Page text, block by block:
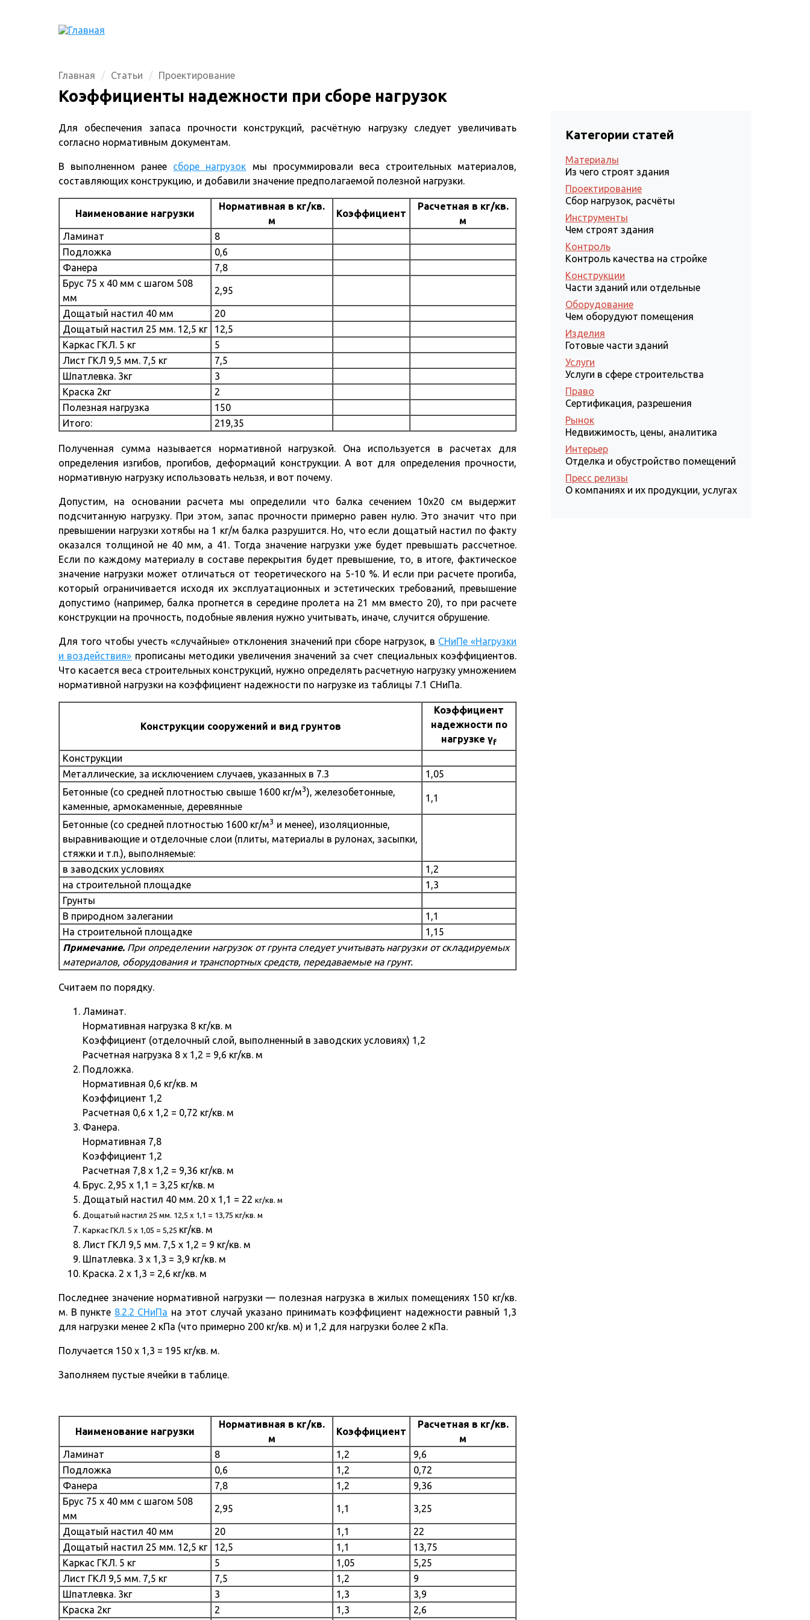
Главная Статьи Проектирование
Коэффициенты надежности при сборе нагрузок
Для обеспечения запаса прочности конструкций, расчётную нагрузку следует увеличивать
согласно нормативным документам.
В выполненном ранее сборе нагрузок мы просуммировали веса строительных материалов,
составляющих конструкцию, и добавили значение предполагаемой полезной нагрузки.
Наименование нагрузки
Нормативная в кг/кв.
м
Коэффициент
Расчетная в кг/кв.
м
Ламинат
8
Подложка
0,6
Фанера
7,8
Брус 75 х 40 мм с шагом 508
мм
2,95
Дощатый настил 40 мм
20
Дощатый настил 25 мм. 12,5 кг
12,5
Каркас ГКЛ. 5 кг
5
Лист ГКЛ 9,5 мм. 7,5 кг
7,5
Шпатлевка. 3кг
3
Краска 2кг
2
Полезная нагрузка
150
Итого:
219,35
Полученная сумма называется нормативной нагрузкой. Она используется в расчетах для
определения изгибов, прогибов, деформаций конструкции. А вот для определения прочности,
нормативную нагрузку использовать нельзя, и вот почему.
Допустим, на основании расчета мы определили что балка сечением 10х20 см выдержит
подсчитанную нагрузку. При этом, запас прочности примерно равен нулю. Это значит что при
превышении нагрузки хотябы на 1 кг/м балка разрушится. Но, что если дощатый настил по факту
оказался толщиной не 40 мм, а 41. Тогда значение нагрузки уже будет превышать рассчетное.
Если по каждому материалу в составе перекрытия будет превышение, то, в итоге, фактическое
значение нагрузки может отличаться от теоретического на 5-10 %. И если при расчете прогиба,
который ограничивается исходя их эксплуатационных и эстетических требований, превышение
допустимо (например, балка прогнется в середине пролета на 21 мм вместо 20), то при расчете
конструкции на прочность, подобные явления нужно учитывать, иначе, случится обрушение.
Для того чтобы учесть «случайные» отклонения значений при сборе нагрузок, в СНиПе «Нагрузки
и воздействия» прописаны методики увеличения значений за счет специальных коэффициентов.
Что касается веса строительных конструкций, нужно определять расчетную нагрузку умножением
нормативной нагрузки на коэффициент надежности по нагрузке из таблицы 7.1 СНиПа.
Конструкции сооружений и вид грунтов
Коэффициент
надежности по
нагрузке γf
Конструкции
Металлические, за исключением случаев, указанных в 7.3
1,05
Бетонные (со средней плотностью свыше 1600 кг/м3), железобетонные,
каменные, армокаменные, деревянные
1,1
Бетонные (со средней плотностью 1600 кг/м3 и менее), изоляционные,
выравнивающие и отделочные слои (плиты, материалы в рулонах, засыпки,
стяжки и т.п.), выполняемые:
в заводских условиях
1,2
на строительной площадке
1,3
Грунты
В природном залегании
1,1
На строительной площадке
1,15
Примечание. При определении нагрузок от грунта следует учитывать нагрузки от складируемых
материалов, оборудования и транспортных средств, передаваемые на грунт.
Считаем по порядку.
Ламинат.
Нормативная нагрузка 8 кг/кв. м
Коэффициент (отделочный слой, выполненный в заводских условиях) 1,2
Расчетная нагрузка 8 х 1,2 = 9,6 кг/кв. м
Подложка.
Нормативная 0,6 кг/кв. м
Коэффициент 1,2
Расчетная 0,6 х 1,2 = 0,72 кг/кв. м
Фанера.
Нормативная 7,8
Коэффициент 1,2
Расчетная 7,8 х 1,2 = 9,36 кг/кв. м
Брус. 2,95 х 1,1 = 3,25 кг/кв. м
Дощатый настил 40 мм. 20 х 1,1 = 22 кг/кв. м
Дощатый настил 25 мм. 12,5 х 1,1 = 13,75 кг/кв. м
Каркас ГКЛ. 5 х 1,05 = 5,25 кг/кв. м
Лист ГКЛ 9,5 мм. 7,5 х 1,2 = 9 кг/кв. м
Шпатлевка. 3 х 1,3 = 3,9 кг/кв. м
Краска. 2 х 1,3 = 2,6 кг/кв. м
Последнее значение нормативной нагрузки — полезная нагрузка в жилых помещениях 150 кг/кв.
м. В пункте 8.2.2 СНиПа на этот случай указано принимать коэффициент надежности равный 1,3
для нагрузки менее 2 кПа (что примерно 200 кг/кв. м) и 1,2 для нагрузки более 2 кПа.
Получается 150 х 1,3 = 195 кг/кв. м.
Заполняем пустые ячейки в таблице.
Наименование нагрузки
Нормативная в кг/кв.
м
Коэффициент
Расчетная в кг/кв.
м
Ламинат
8 1,2
9,6
Подложка
0,6 1,2
0,72
Фанера
7,8 1,2
9,36
Брус 75 х 40 мм с шагом 508
мм
2,95 1,1 3,25
Дощатый настил 40 мм 20 1,1
22
Дощатый настил 25 мм. 12,5 кг
12,5 1,1
13,75
Каркас ГКЛ. 5 кг
5 1,05
5,25
Лист ГКЛ 9,5 мм. 7,5 кг
7,5 1,2
9
Шпатлевка. 3кг
3 1,3
3,9
Краска 2кг
2 1,3
2,6
Категории статей
Материалы
Из чего строят здания
Проектирование
Сбор нагрузок, расчёты
Инструменты
Чем строят здания
Контроль
Контроль качества на стройке
Конструкции
Части зданий или отдельные
Оборудование
Чем оборудуют помещения
Изделия
Готовые части зданий
Услуги
Услуги в сфере строительства
Право
Сертификация, разрешения
Рынок
Недвижимость, цены, аналитика
Интерьер
Отделка и обустройство помещений
Пресс релизы
О компаниях и их продукции, услугах